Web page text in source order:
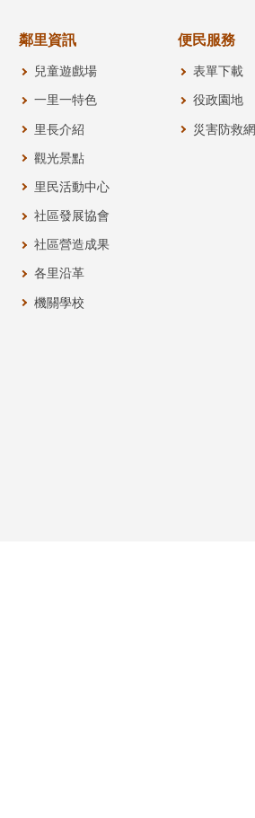
鄰里資訊
兒童遊戲場
一里一特色
里長介紹
觀光景點
里民活動中心
社區發展協會
社區營造成果
各里沿革
機關學校
便民服務
表單下載
役政園地
災害防救網